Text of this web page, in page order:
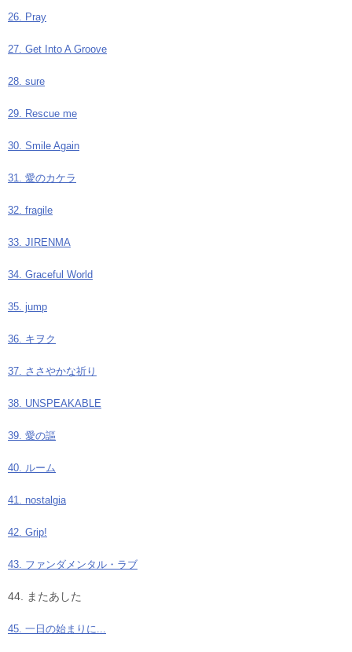
26. Pray
27. Get Into A Groove
28. sure
29. Rescue me
30. Smile Again
31. 愛のカケラ
32. fragile
33. JIRENMA
34. Graceful World
35. jump
36. キヲク
37. ささやかな祈り
38. UNSPEAKABLE
39. 愛の謳
40. ルーム
41. nostalgia
42. Grip!
43. ファンダメンタル・ラブ
44. またあした
45. 一日の始まりに...